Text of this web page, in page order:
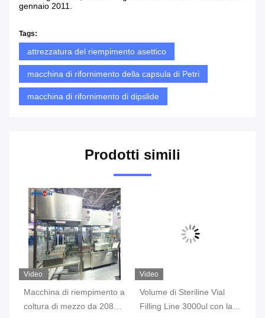
gennaio 2011.
Tags:
attrezzatura del riempimento asettico
macchina di rifornimento della capsula di Petri
macchina di rifornimento di dipslide
Prodotti simili
Video
Macchina di riempimento a
coltura di mezzo da 208V /
Video
Volume di Steriline Vial
Filling Line 3000ul con la